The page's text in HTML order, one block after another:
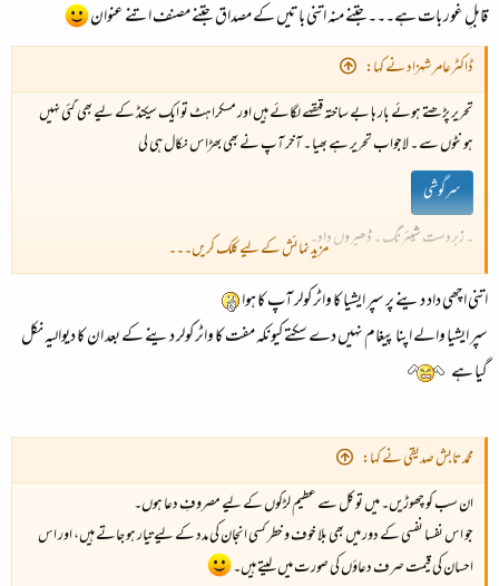
قابلِ غور بات ہے۔۔۔جتنے منہ اتنی باتیں کے مصداق جتنے مصنف اتنے عنوان
ڈاکٹرعامر شہزاد نے کہا:
تحریر پڑھتے ہوئے بار ہا بے ساختہ قہقہے لگائے ہیں اور مسکراہٹ تو ایک سیکنڈ کے لیے بھی گئی نہیں
ہونٹوں سے ۔ لاجواب تحریر ہے بھیا ۔ آخر آپ نے بھی بھڑاس نکال ہی لی
سرگوشی
۔ زبردست شیئرنگ ۔ ڈھیروں داد۔
لڑکوں کی ایک خاص قسم کے لیے بالوں کو لمبا کرنے کی بجائے بالوں کی موجودگی زیادہ معنی رکھتی ہے ۔
یہ والی تصویر ؟؟
مزید نمائش کے لیے کلک کریں۔۔۔
اتنی اچھی داد دینے پر سپر ایشیا کا واٹر کولر آپ کا ہوا
سپر ایشیا والے اپنا پیغام نہیں دے سکتے کیونکہ مفت کا واٹر کولر دینے کے بعد ان کا دیوالیہ نکل
گیا ہے
محمد تابش صدیقی نے کہا:
ان سب کو چھوڑیں۔ میں تو کل سے عظیم لڑکوں کے لیے مصروفِ دعا ہوں۔
جو اس نفسا نفسی کے دور میں بھی بلا خوف و خطر کسی انجان کی مدد کے لیے تیار ہو جاتے ہیں، اور اس
احسان کی قیمت صرف دعاؤں کی صورت میں لیتے ہیں۔